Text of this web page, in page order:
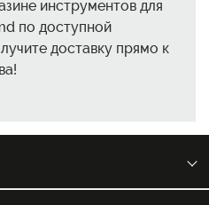
инструментов для
по доступной
доставку прямо к